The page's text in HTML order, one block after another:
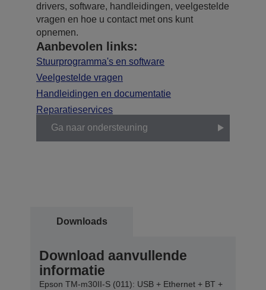
drivers, software, handleidingen, veelgestelde
vragen en hoe u contact met ons kunt
opnemen.
Aanbevolen links:
Stuurprogramma's en software
Veelgestelde vragen
Handleidingen en documentatie
Reparatieservices
Ga naar ondersteuning
Downloads
Download aanvullende
informatie
Epson TM-m30II-S (011): USB + Ethernet + BT +